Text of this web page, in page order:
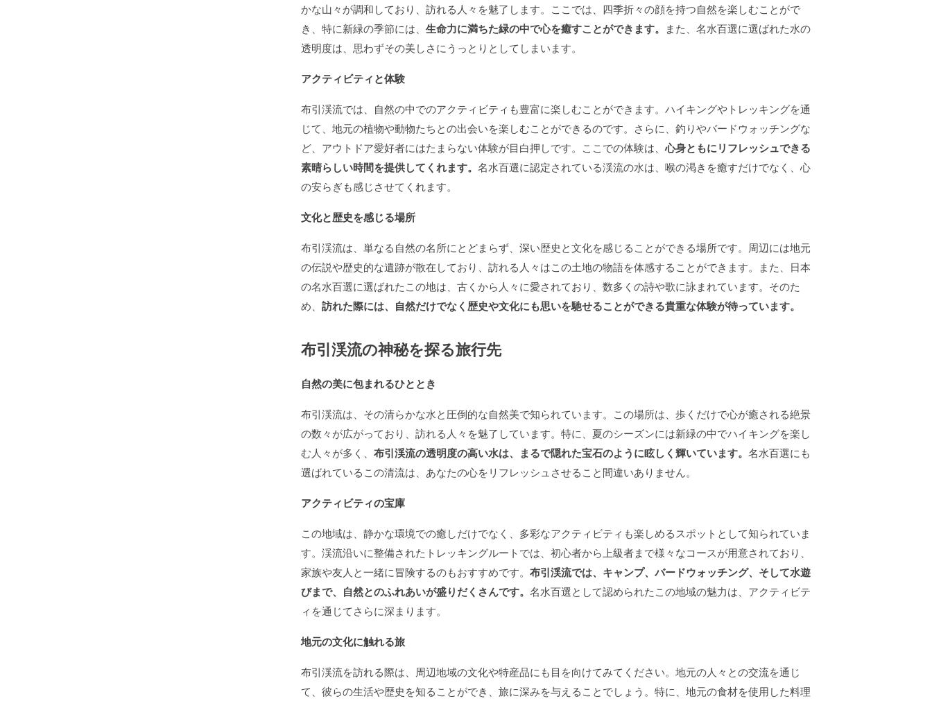
かな山々が調和しており、訪れる人々を魅了します。ここでは、四季折々の顔を持つ自然を楽しむことがで
き、特に新緑の季節には、 生命力に満ちた緑の中で心を癒すことができます。 また、名水百選に選ばれた水の
透明度は、思わずその美しさにうっとりとしてしまいます。
アクティビティと体験
布引渓流では、自然の中でのアクティビティも豊富に楽しむことができます。ハイキングやトレッキングを通
じて、地元の植物や動物たちとの出会いを楽しむことができるのです。さらに、釣りやバードウォッチングな
ど、アウトドア愛好者にはたまらない体験が目白押しです。ここでの体験は、心身ともにリフレッシュできる
素晴らしい時間を提供してくれます。 名水百選に認定されている渓流の水は、喉の渇きを癒すだけでなく、心
の安らぎも感じさせてくれます。
文化と歴史を感じる場所
布引渓流は、単なる自然の名所にとどまらず、深い歴史と文化を感じることができる場所です。周辺には地元
の伝説や歴史的な遺跡が散在しており、訪れる人々はこの土地の物語を体感することができます。また、日本
の名水百選に選ばれたこの地は、古くから人々に愛されており、数多くの詩や歌に詠まれています。そのた
め、 訪れた際には、自然だけでなく歴史や文化にも思いを馳せることができる貴重な体験が待っています。
布引渓流の神秘を探る旅行先
自然の美に包まれるひととき
布引渓流は、その清らかな水と圧倒的な自然美で知られています。この場所は、歩くだけで心が癒される絶景
の数々が広がっており、訪れる人々を魅了しています。特に、夏のシーズンには新緑の中でハイキングを楽し
む人々が多く、 布引渓流の透明度の高い水は、まるで隠れた宝石のように眩しく輝いています。 名水百選にも
選ばれているこの清流は、あなたの心をリフレッシュさせること間違いありません。
アクティビティの宝庫
この地域は、静かな環境での癒しだけでなく、多彩なアクティビティも楽しめるスポットとして知られていま
す。渓流沿いに整備されたトレッキングルートでは、初心者から上級者まで様々なコースが用意されており、
家族や友人と一緒に冒険するのもおすすめです。 布引渓流では、キャンプ、バードウォッチング、そして水遊
びまで、自然とのふれあいが盛りだくさんです。 名水百選として認められたこの地域の魅力は、アクティビテ
ィを通じてさらに深まります。
地元の文化に触れる旅
布引渓流を訪れる際は、周辺地域の文化や特産品にも目を向けてみてください。地元の人々との交流を通じ
て、彼らの生活や歴史を知ることができ、旅に深みを与えることでしょう。特に、地元の食材を使用した料理